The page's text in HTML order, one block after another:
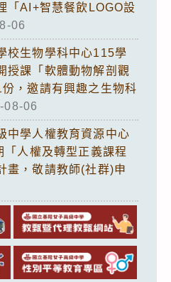
「AI+智慧餐飲LOGO設
06
校生物學科中心115學
授課「軟體動物解剖觀
，邀請有興趣之生物科
08-06
中學人權教育資源中心
人權及轉型正義課程
畫，敬請教師(社群)申